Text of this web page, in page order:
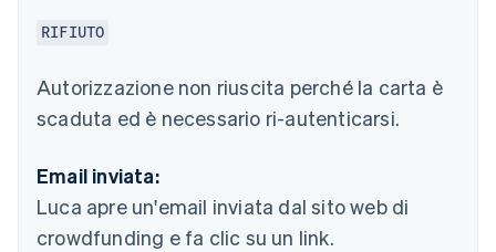
RIFIUTO
Autorizzazione non riuscita perché la carta è
scaduta ed è necessario ri-autenticarsi.
Email inviata:
Luca apre un'email inviata dal sito web di
crowdfunding e fa clic su un link.